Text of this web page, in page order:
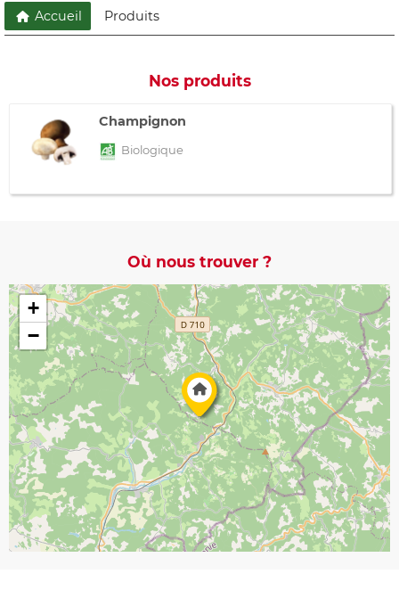
Accueil Produits
Nos produits
Champignon
Biologique
Où nous trouver ?
+
−